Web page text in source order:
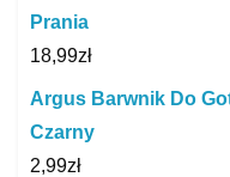
Prania
18,99zł
Argus Barwnik Do
Czarny
2,99zł